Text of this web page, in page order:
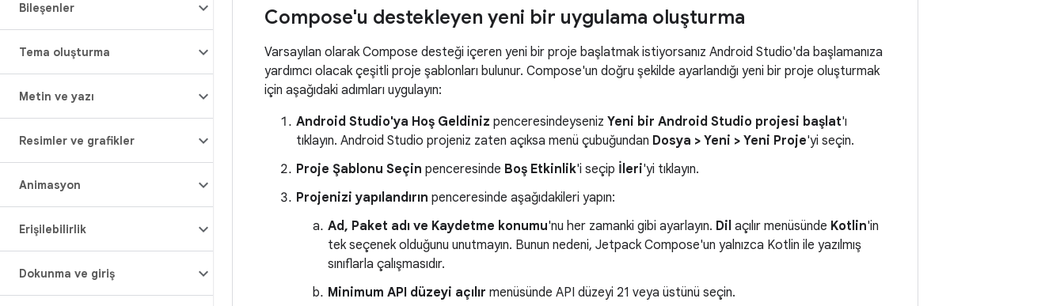
Bileşenler
Tema oluşturma
Metin ve yazı
Resimler ve grafikler
Animasyon
Erişilebilirlik
Dokunma ve giriş
Compose'u destekleyen yeni bir uygulama oluşturma
Varsayılan olarak Compose desteği içeren yeni bir proje başlatmak istiyorsanız Android Studio'da başlamanıza
yardımcı olacak çeşitli proje şablonları bulunur. Compose'un doğru şekilde ayarlandığı yeni bir proje oluşturmak
için aşağıdaki adımları uygulayın:
Android Studio'ya Hoş Geldiniz penceresindeyseniz Yeni bir Android Studio projesi başlat'ı
tıklayın. Android Studio projeniz zaten açıksa menü çubuğundan Dosya > Yeni > Yeni Proje'yi seçin.
Proje Şablonu Seçin penceresinde Boş Etkinlik'i seçip İleri'yi tıklayın.
Projenizi yapılandırın penceresinde aşağıdakileri yapın:
Ad, Paket adı ve Kaydetme konumu'nu her zamanki gibi ayarlayın. Dil açılır menüsünde Kotlin'in
tek seçenek olduğunu unutmayın. Bunun nedeni, Jetpack Compose'un yalnızca Kotlin ile yazılmış
sınıflarla çalışmasıdır.
Minimum API düzeyi açılır menüsünde API düzeyi 21 veya üstünü seçin.